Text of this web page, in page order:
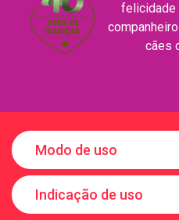
felicidade
cães
Modo de uso
Indicação de uso